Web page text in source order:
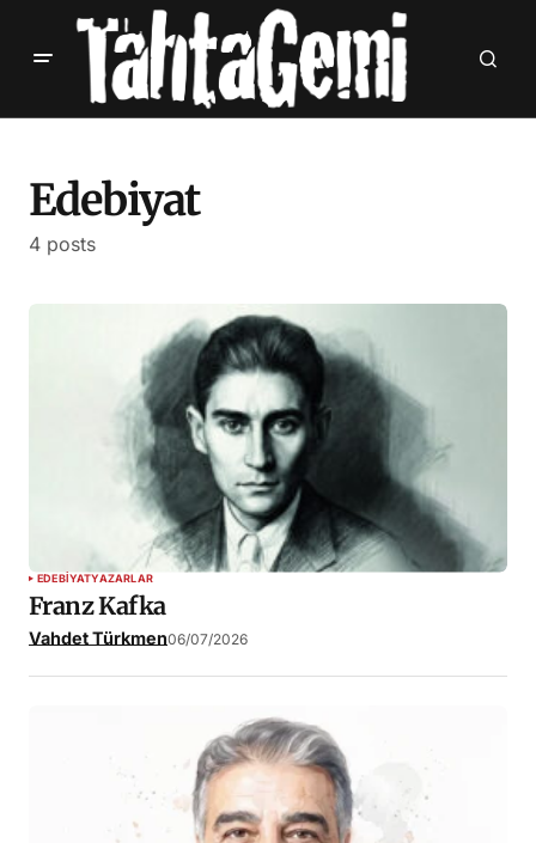
Edebiyat
4 posts
EDEBIYATYAZARLAR
Franz Kafka
Vahdet Türkmen06/07/2026